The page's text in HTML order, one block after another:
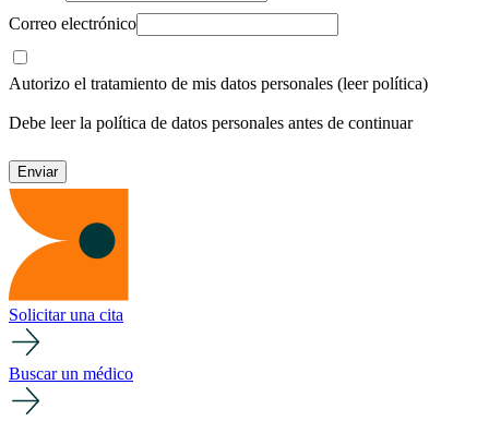
Correo electrónico
Autorizo el tratamiento de mis datos personales (leer política)
Debe leer la política de datos personales antes de continuar
Solicitar una cita
Buscar un médico